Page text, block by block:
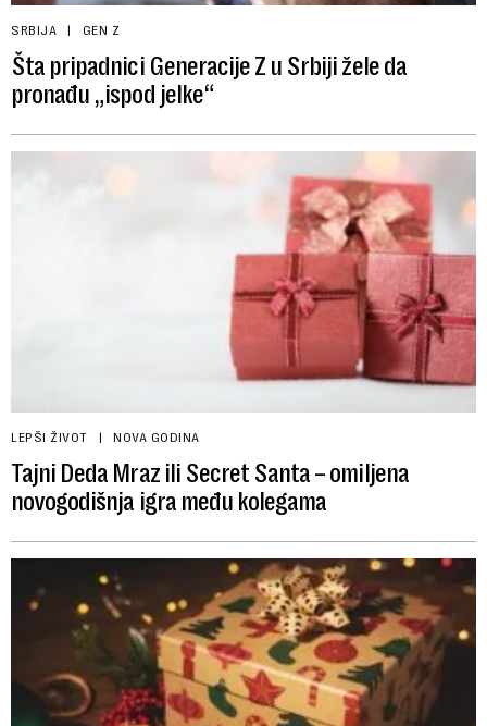
SRBIJA GEN Z
Šta pripadnici Generacije Z u Srbiji žele da
pronađu „ispod jelke“
LEPŠI ŽIVOT NOVA GODINA
Tajni Deda Mraz ili Secret Santa – omiljena
novogodišnja igra među kolegama